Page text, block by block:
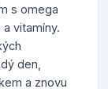
s omega
vitamíny.
den,
a znovu